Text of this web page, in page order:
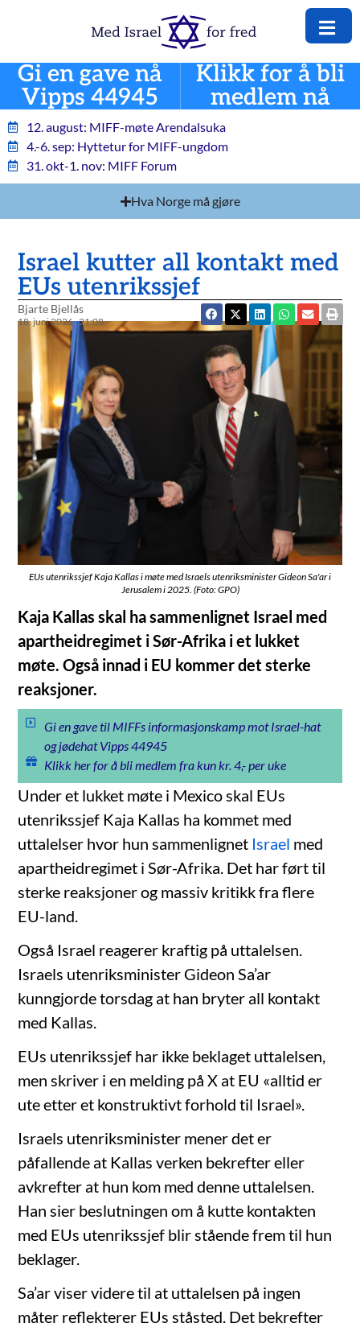
Gi en gave nå
Vipps 44945
Klikk for å bli
medlem nå
12. august: MIFF-møte Arendalsuka
4.-6. sep: Hyttetur for MIFF-ungdom
31. okt-1. nov: MIFF Forum
Hva Norge må gjøre
Israel kutter all kontakt med
EUs utenrikssjef
Bjarte Bjellås
18. juni 2026 21:08
EUs utenrikssjef Kaja Kallas i møte med Israels utenriksminister Gideon Sa'ar i
Jerusalem i 2025. (Foto: GPO)
Kaja Kallas skal ha sammenlignet Israel med
apartheidregimet i Sør-Afrika i et lukket
møte. Også innad i EU kommer det sterke
reaksjoner.
Gi en gave til MIFFs informasjonskamp mot Israel-hat
og jødehat Vipps 44945
Klikk her for å bli medlem fra kun kr. 4,- per uke
Under et lukket møte i Mexico skal EUs
utenrikssjef Kaja Kallas ha kommet med
uttalelser hvor hun sammenlignet Israel med
apartheidregimet i Sør-Afrika. Det har ført til
sterke reaksjoner og massiv kritikk fra flere
EU-land.
Også Israel reagerer kraftig på uttalelsen.
Israels utenriksminister Gideon Sa’ar
kunngjorde torsdag at han bryter all kontakt
med Kallas.
EUs utenrikssjef har ikke beklaget uttalelsen,
men skriver i en melding på X at EU «alltid er
ute etter et konstruktivt forhold til Israel».
Israels utenriksminister mener det er
påfallende at Kallas verken bekrefter eller
avkrefter at hun kom med denne uttalelsen.
Han sier beslutningen om å kutte kontakten
med EUs utenrikssjef blir stående frem til hun
beklager.
Sa’ar viser videre til at uttalelsen på ingen
måter reflekterer EUs ståsted. Det bekrefter